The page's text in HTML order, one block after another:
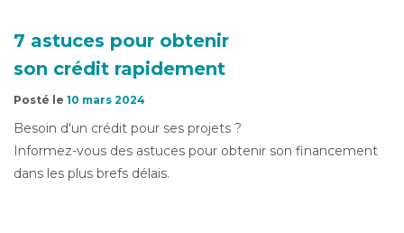
7 astuces pour obtenir
son crédit rapidement
Posté le 10 mars 2024
Besoin d'un crédit pour ses projets ?
Informez-vous des astuces pour obtenir son financement
dans les plus brefs délais.